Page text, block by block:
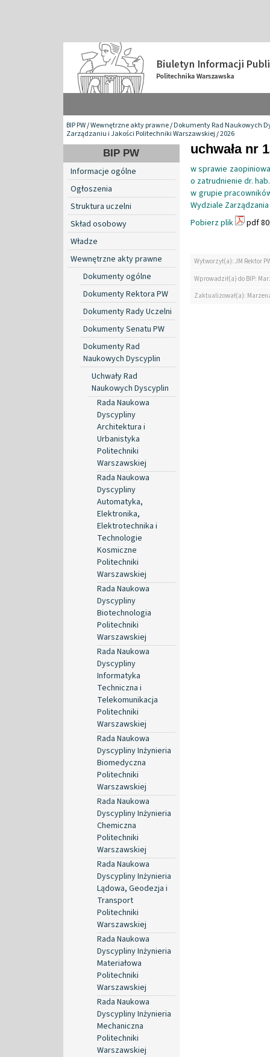
BIP PW/Wewnętrzne akty prawne/Dokumenty Rad Naukowych
Zarządzaniu i Jakości Politechniki Warszawskiej/2026
BIP PW
Informacje ogólne
Ogłoszenia
Struktura uczelni
Skład osobowy
Władze
Wewnętrzne akty prawne
Dokumenty ogólne
Dokumenty Rektora PW
Dokumenty Rady Uczelni
Dokumenty Senatu PW
Dokumenty Rad
Naukowych Dyscyplin
Uchwały Rad
Naukowych Dyscyplin
Rada Naukowa
Dyscypliny
Architektura i
Urbanistyka
Politechniki
Warszawskiej
Rada Naukowa
Dyscypliny
Automatyka,
Elektronika,
Elektrotechnika i
Technologie
Kosmiczne
Politechniki
Warszawskiej
Rada Naukowa
Dyscypliny
Biotechnologia
Politechniki
Warszawskiej
Rada Naukowa
Dyscypliny
Informatyka
Techniczna i
Telekomunikacja
Politechniki
Warszawskiej
Rada Naukowa
Dyscypliny Inżynieria
Biomedyczna
Politechniki
Warszawskiej
Rada Naukowa
Dyscypliny Inżynieria
Chemiczna
Politechniki
Warszawskiej
Rada Naukowa
Dyscypliny Inżynieria
Lądowa, Geodezja i
Transport
Politechniki
Warszawskiej
Rada Naukowa
Dyscypliny Inżynieria
Materiałowa
Politechniki
Warszawskiej
Rada Naukowa
Dyscypliny Inżynieria
Mechaniczna
Politechniki
Warszawskiej
uchwała nr
w sprawie
o zatrudnienie dr.
w grupie
Wydziale
Pobierz plik
pdf
Wytworzył(a): JM Rektor
Wprowadził(a) do BIP:
Zaktualizował(a):